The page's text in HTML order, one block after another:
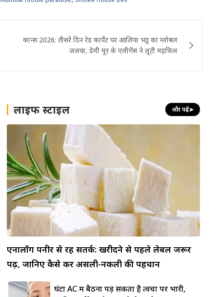
कान्स 2026: तीसरे दिन रेड कार्पेट पर आलिया भट्ट का ग्लोबल
जलवा, डेमी मूर के एलीगेंस ने लूटी महफिल
लाइफ स्टाइल और पढ़ें➤
एनालॉग पनीर से रहें सतर्क: खरीदने से पहले लेबल जरूर
पढ़ें, जानिए कैसे करें असली-नकली की पहचान
घंटों AC में बैठना पड़ सकता है त्वचा पर भारी,